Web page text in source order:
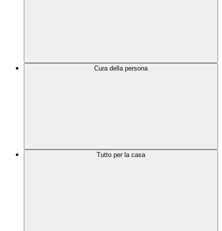
Cura della persona
Tutto per la casa